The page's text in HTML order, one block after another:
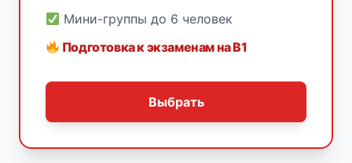
Мини-группы до 6 человек
Подготовка к экзаменам на B1
Выбрать